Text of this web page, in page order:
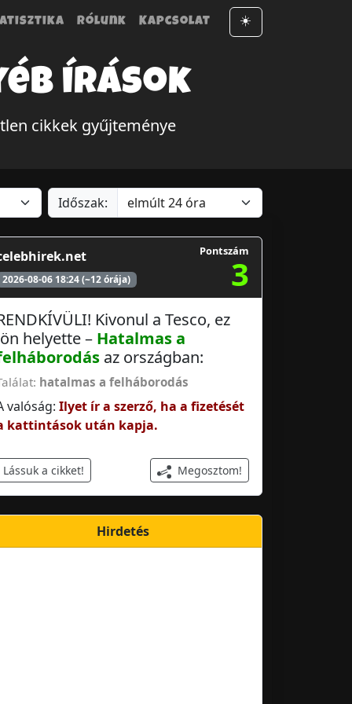
Rólunk Kapcsolat ☀️
írások
cikkek gyűjteménye
Időszak:
2026-08-06 18:24 (~12 órája)
Pontszám
3
Kivonul a Tesco, ez
helyette – Hatalmas a
az országban:
hatalmas a felháborodás
valóság: Ilyet ír a szerző, ha a fizetését
kattintások után kapja.
Lássuk a cikket! Megosztom!
Hirdetés